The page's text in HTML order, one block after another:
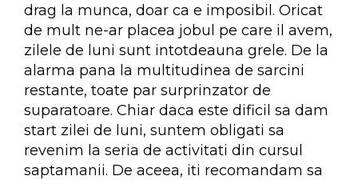
drag la munca, doar ca e imposibil. Oricat
de mult ne-ar placea jobul pe care il avem,
zilele de luni sunt intotdeauna grele. De la
alarma pana la multitudinea de sarcini
restante, toate par surprinzator de
suparatoare. Chiar daca este dificil sa dam
start zilei de luni, suntem obligati sa
revenim la seria de activitati din cursul
saptamanii. De aceea, iti recomandam sa